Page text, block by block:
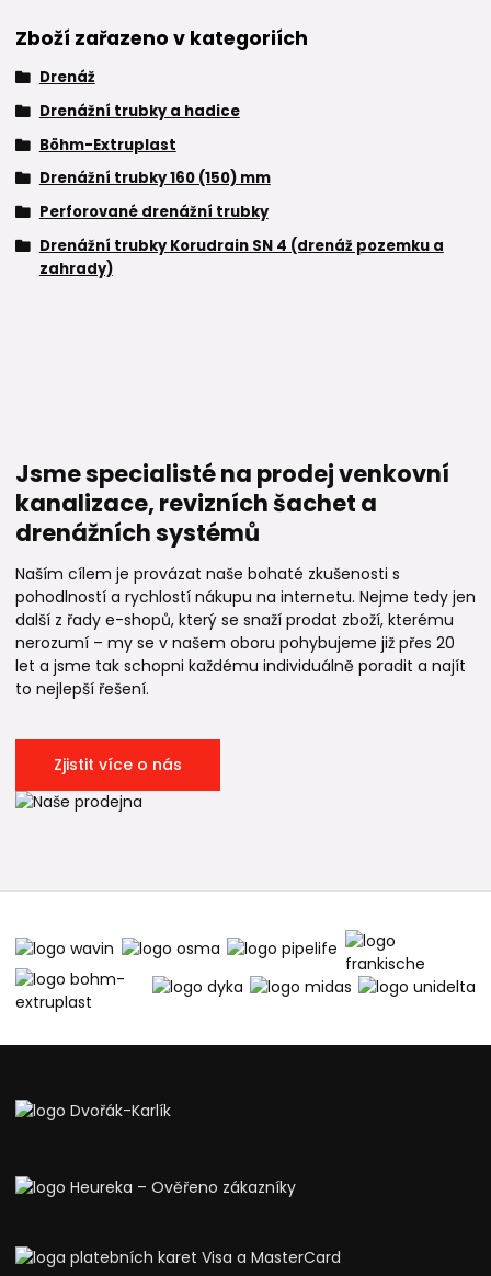
Zboží zařazeno v kategoriích
Drenáž
Drenážní trubky a hadice
Böhm-Extruplast
Drenážní trubky 160 (150) mm
Perforované drenážní trubky
Drenážní trubky Korudrain SN 4 (drenáž pozemku a
zahrady)
Jsme specialisté na prodej venkovní
kanalizace, revizních šachet a
drenážních systémů
Naším cílem je provázat naše bohaté zkušenosti s
pohodlností a rychlostí nákupu na internetu. Nejme tedy jen
další z řady e-shopů, který se snaží prodat zboží, kterému
nerozumí – my se v našem oboru pohybujeme již přes 20
let a jsme tak schopni každému individuálně poradit a najít
to nejlepší řešení.
Zjistit více o nás